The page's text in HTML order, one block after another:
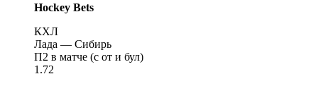
Hockey Bets
КХЛ
Лада — Сибирь
П2 в матче (с от и бул)
1.72